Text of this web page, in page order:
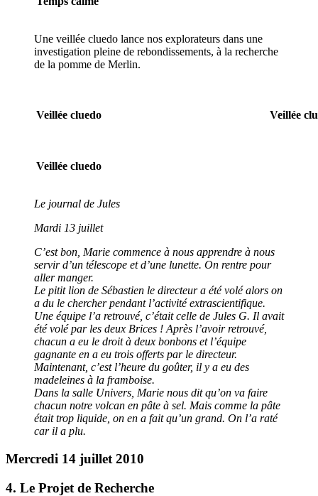
Une veillée cluedo lance nos explorateurs dans une
investigation pleine de rebondissements, à la recherche
de la pomme de Merlin.
Veillée cluedo Veillée
Veillée cluedo
Le journal de Jules
Mardi 13 juillet
C’est bon, Marie commence à nous apprendre à nous
servir d’un télescope et d’une lunette. On rentre pour
aller manger.
Le pitit lion de Sébastien le directeur a été volé alors on
a du le chercher pendant l’activité extrascientifique.
Une équipe l’a retrouvé, c’était celle de Jules G. Il avait
été volé par les deux Brices ! Après l’avoir retrouvé,
chacun a eu le droit à deux bonbons et l’équipe
gagnante en a eu trois offerts par le directeur.
Maintenant, c’est l’heure du goûter, il y a eu des
madeleines à la framboise.
Dans la salle Univers, Marie nous dit qu’on va faire
chacun notre volcan en pâte à sel. Mais comme la pâte
était trop liquide, on en a fait qu’un grand. On l’a raté
car il a plu.
Mercredi 14 juillet 2010
4. Le Projet de Recherche